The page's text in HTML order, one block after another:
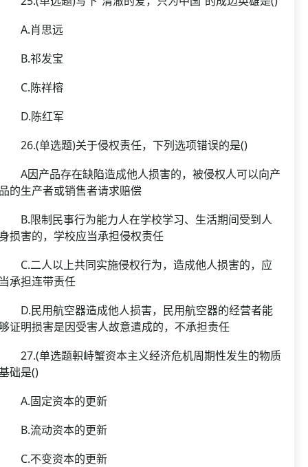
肖思远
祁发宝
陈祥榕
陈红军
单选题)关于侵权责任，下列选项错误的是()
因产品存在缺陷造成他人损害的，被侵权人可以向产
的生产者或销售者请求赔偿
限制民事行为能力人在学校学习、生活期间受到人
损害的，学校应当承担侵权责任
二人以上共同实施侵权行为，造成他人损害的，应
承担连带责任
民用航空器造成他人损害，民用航空器的经营者能
证明损害是因受害人故意遣成的，不承担责任
单选题軹峙蟹资本主义经济危机周期性发生的物质
础是()
固定资本的更新
流动资本的更新
不变资本的更新